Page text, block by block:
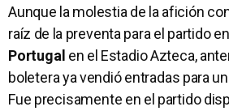
Aunque la molestia de la afición
raíz de la preventa para el partido
Portugal en el Estadio Azteca,
boletera ya vendió entradas para
Fue precisamente en el partido